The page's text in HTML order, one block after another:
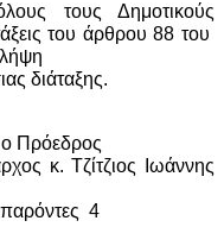
τους Δημοτικούς
του άρθρου 88 του
διάταξης.
ο Πρόεδρος
κ. Τζίτζιος Ιωάννης
4